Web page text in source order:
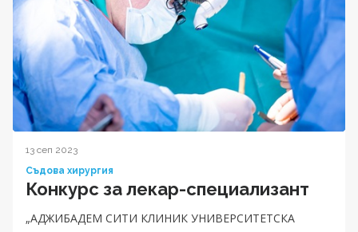
13 сеп 2023
Съдова хирургия
Конкурс за лекар-специализант
„АДЖИБАДЕМ СИТИ КЛИНИК УНИВЕРСИТЕТСКА